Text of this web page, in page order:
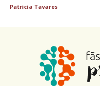
Patricia Tavares